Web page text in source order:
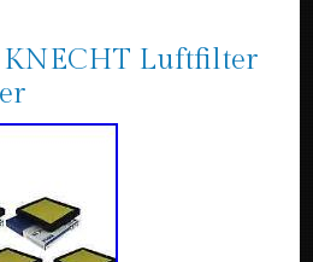
KNECHT Luftfilter